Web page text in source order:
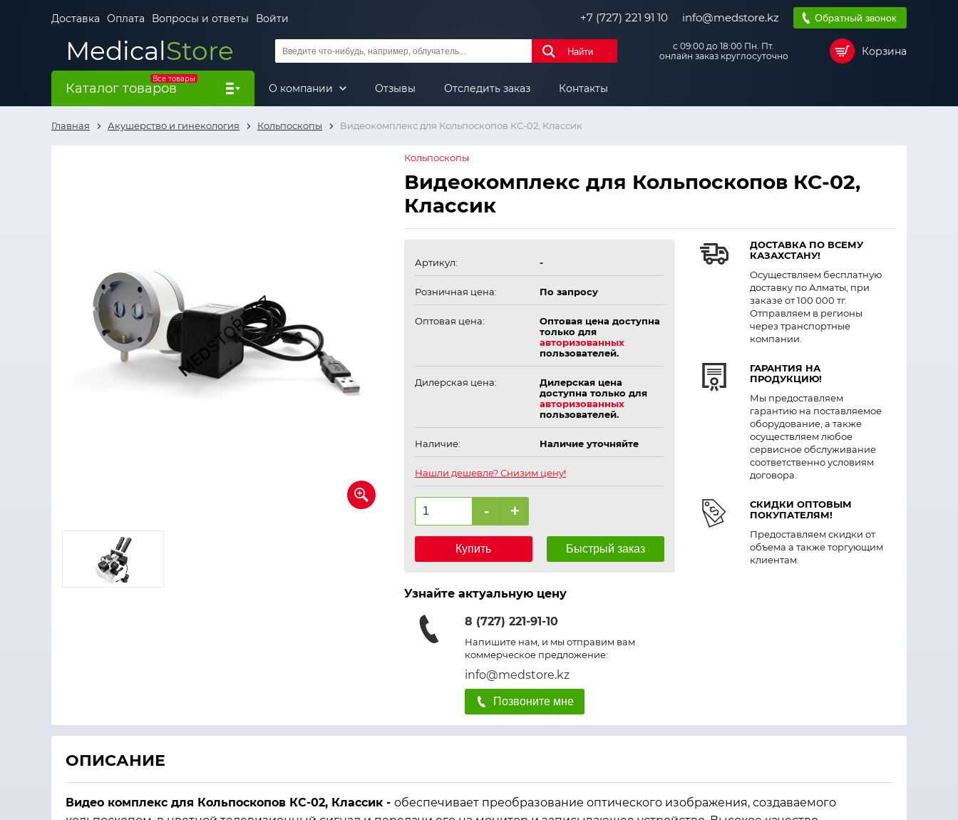
Доставка Оплата Вопросы и ответы Войти +7 (727) 221 91 10 info@medstore.kz Обратный звонок
MedicalStore Найти
с 09:00 до 18:00 Пн. Пт.
онлайн заказ круглосуточно
Корзина
Все товары
Каталог товаров О компании Отзывы Отследить заказ Контакты
Главная Акушерство и гинекология Кольпоскопы Видеокомплекс для Кольпоскопов КС-02, Классик
Кольпоскопы
Видеокомплекс для Кольпоскопов КС-02,
Классик
Артикул: -
Розничная цена: По запросу
Оптовая цена:
Оптовая цена доступна
только для
авторизованных
пользователей.
Дилерская цена:
Дилерская цена
доступна только для
авторизованных
пользователей.
Наличие: Наличие уточняйте
Нашли дешевле? Снизим цену!
- +
Купить Быстрый заказ
Узнайте актуальную цену
8 (727) 221-91-10
Напишите нам, и мы отправим вам
коммерческое предложение:
info@medstore.kz
Позвоните мне
ДОСТАВКА ПО ВСЕМУ
КАЗАХСТАНУ!
Осуществляем бесплатную
доставку по Алматы, при
заказе от 100 000 тг.
Отправляем в регионы
через транспортные
компании.
ГАРАНТИЯ НА
ПРОДУКЦИЮ!
Мы предоставляем
гарантию на поставляемое
оборудование, а также
осуществляем любое
сервисное обслуживание
соответственно условиям
договора.
СКИДКИ ОПТОВЫМ
ПОКУПАТЕЛЯМ!
Предоставляем скидки от
объема а также торгующим
клиентам.
ОПИСАНИЕ
Видео комплекс для Кольпоскопов КС-02, Классик - обеспечивает преобразование оптического изображения, создаваемого